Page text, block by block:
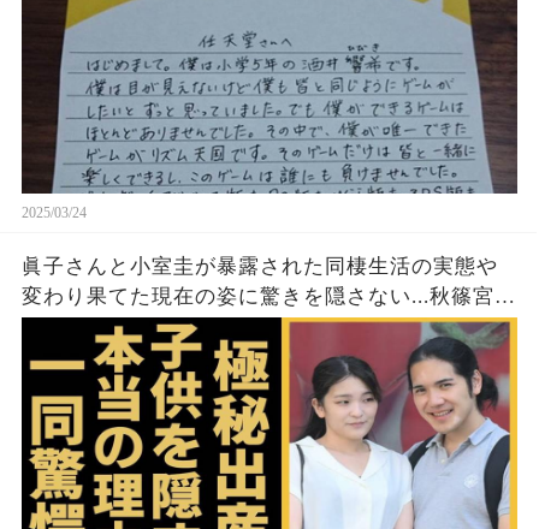
2025/03/24
眞子さんと小室圭が暴露された同棲生活の実態や
変わり果てた現在の姿に驚きを隠さない...秋篠宮家
の長女がアメリカで極秘出産の真相や暴露された
ヤバいO癖に言葉を失う...